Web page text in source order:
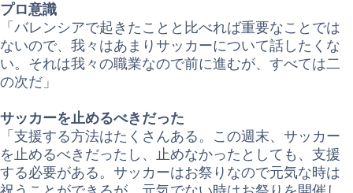
プロ意識
「バレンシアで起きたことと比べれば重要なことでは
ないので、我々はあまりサッカーについて話したくな
い。それは我々の職業なので前に進むが、すべては二
の次だ」
サッカーを止めるべきだった
「支援する方法はたくさんある。この週末、サッカー
を止めるべきだったし、止めなかったとしても、支援
する必要がある。サッカーはお祭りなので元気な時は